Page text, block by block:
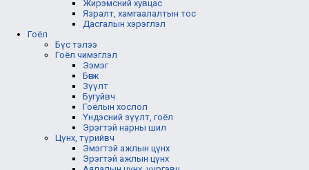
Жирэмсний хувцас
Язралт, хамгаалалтын тос
Дасгалын хэрэглэл
Гоёл
Бүс тэлээ
Гоёл чимэглэл
Ээмэг
Бөгж
Зүүлт
Бугуйвч
Гоёлын хослол
Үндэсний зүүлт, гоёл
Эрэгтэй нарны шил
Цүнх, түрийвч
Эмэгтэй ажлын цүнх
Эрэгтэй ажлын цүнх